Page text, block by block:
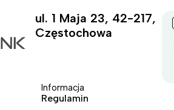
ul. 1 Maja 23, 42-217,
Częstochowa
Informacja
Regulamin